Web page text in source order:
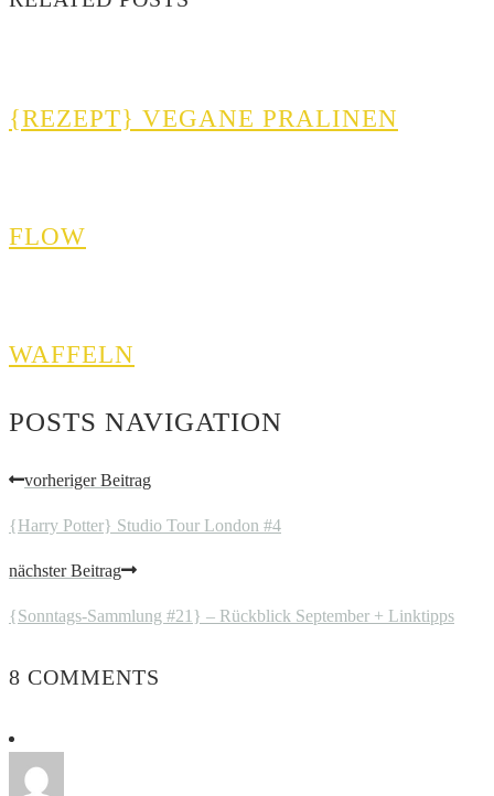
{REZEPT} VEGANE PRALINEN
FLOW
WAFFELN
POSTS NAVIGATION
vorheriger Beitrag
{Harry Potter} Studio Tour London #4
nächster Beitrag
{Sonntags-Sammlung #21} – Rückblick September + Linktipps
8 COMMENTS